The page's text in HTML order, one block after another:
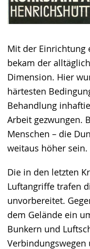
Mit der Einrichtung
bekam der
Dimension. Hier
härtesten
Behandlung
Arbeit gezwungen.
Menschen – die
weitaus höher sein.
Die in den letzten
Luftangriffe trafen
unvorbereitet.
dem Gelände ein
Bunkern und
Verbindungswegen